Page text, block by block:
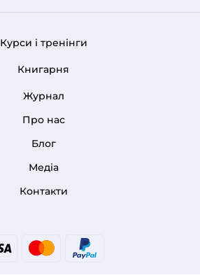
Курси і тренінги
Книгарня
Журнал
Про нас
Блог
Медіа
Контакти